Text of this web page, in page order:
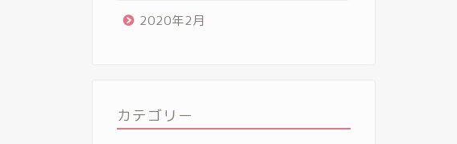
2020年2月
カテゴリー